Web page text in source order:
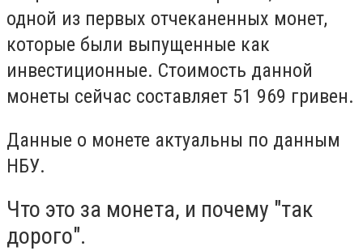
одной из первых отчеканенных монет,
которые были выпущенные как
инвестиционные. Стоимость данной
монеты сейчас составляет 51 969 гривен.
Данные о монете актуальны по данным
НБУ.
Что это за монета, и почему "так
дорого".